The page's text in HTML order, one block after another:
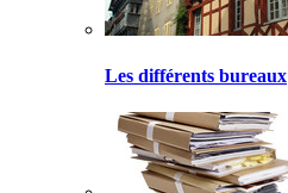
Les différents bureaux